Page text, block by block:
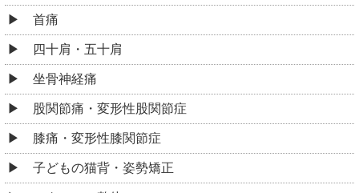
首痛
四十肩・五十肩
坐骨神経痛
股関節痛・変形性股関節症
膝痛・変形性膝関節症
子どもの猫背・姿勢矯正